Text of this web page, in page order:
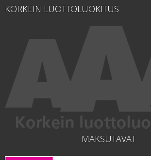
KORKEIN LUOTTOLUOKITUS
MAKSUTAVAT